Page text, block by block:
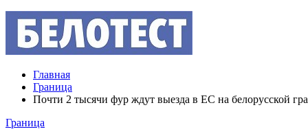
Главная
Граница
Почти 2 тысячи фур ждут выезда в ЕС на белорусской
Граница